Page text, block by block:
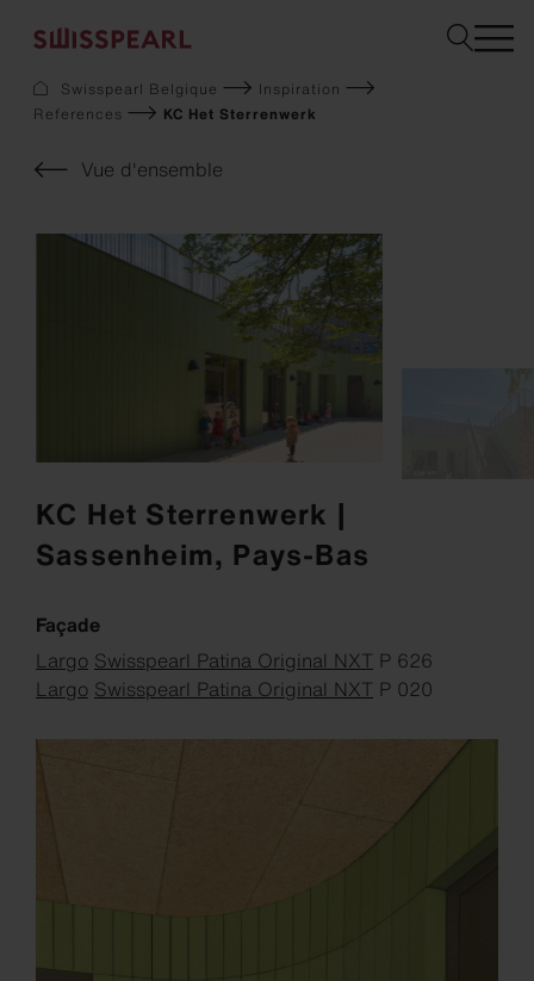
Demandez un échantillon
Façade
Construction
Téléchargements
Swisspearl Belgique
Inspiration
References
KC Het Sterrenwerk
Vue d'ensemble
KC Het Sterrenwerk |
Sassenheim, Pays-Bas
Façade
Largo Swisspearl Patina Original NXT P 626
Largo Swisspearl Patina Original NXT P 020